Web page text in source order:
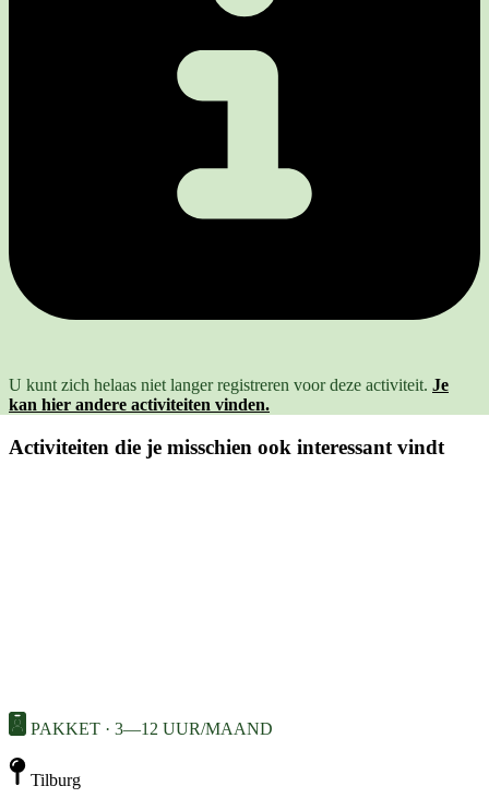
U kunt zich helaas niet langer registreren voor deze activiteit. Je
kan hier andere activiteiten vinden.
Activiteiten die je misschien ook interessant vindt
PAKKET · 3—12 UUR/MAAND
Tilburg